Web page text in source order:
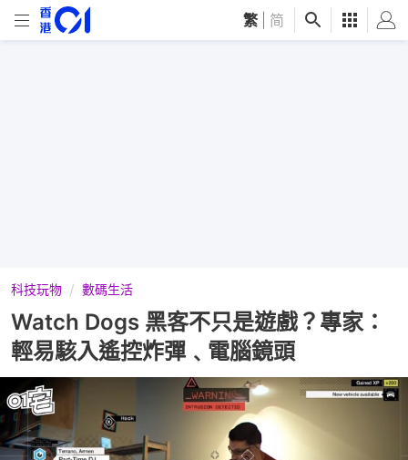
繁 简
科技玩物 數碼生活
Watch Dogs 黑客不只是遊戲？專家：
輕易駭入遙控炸彈﹑電腦鏡頭